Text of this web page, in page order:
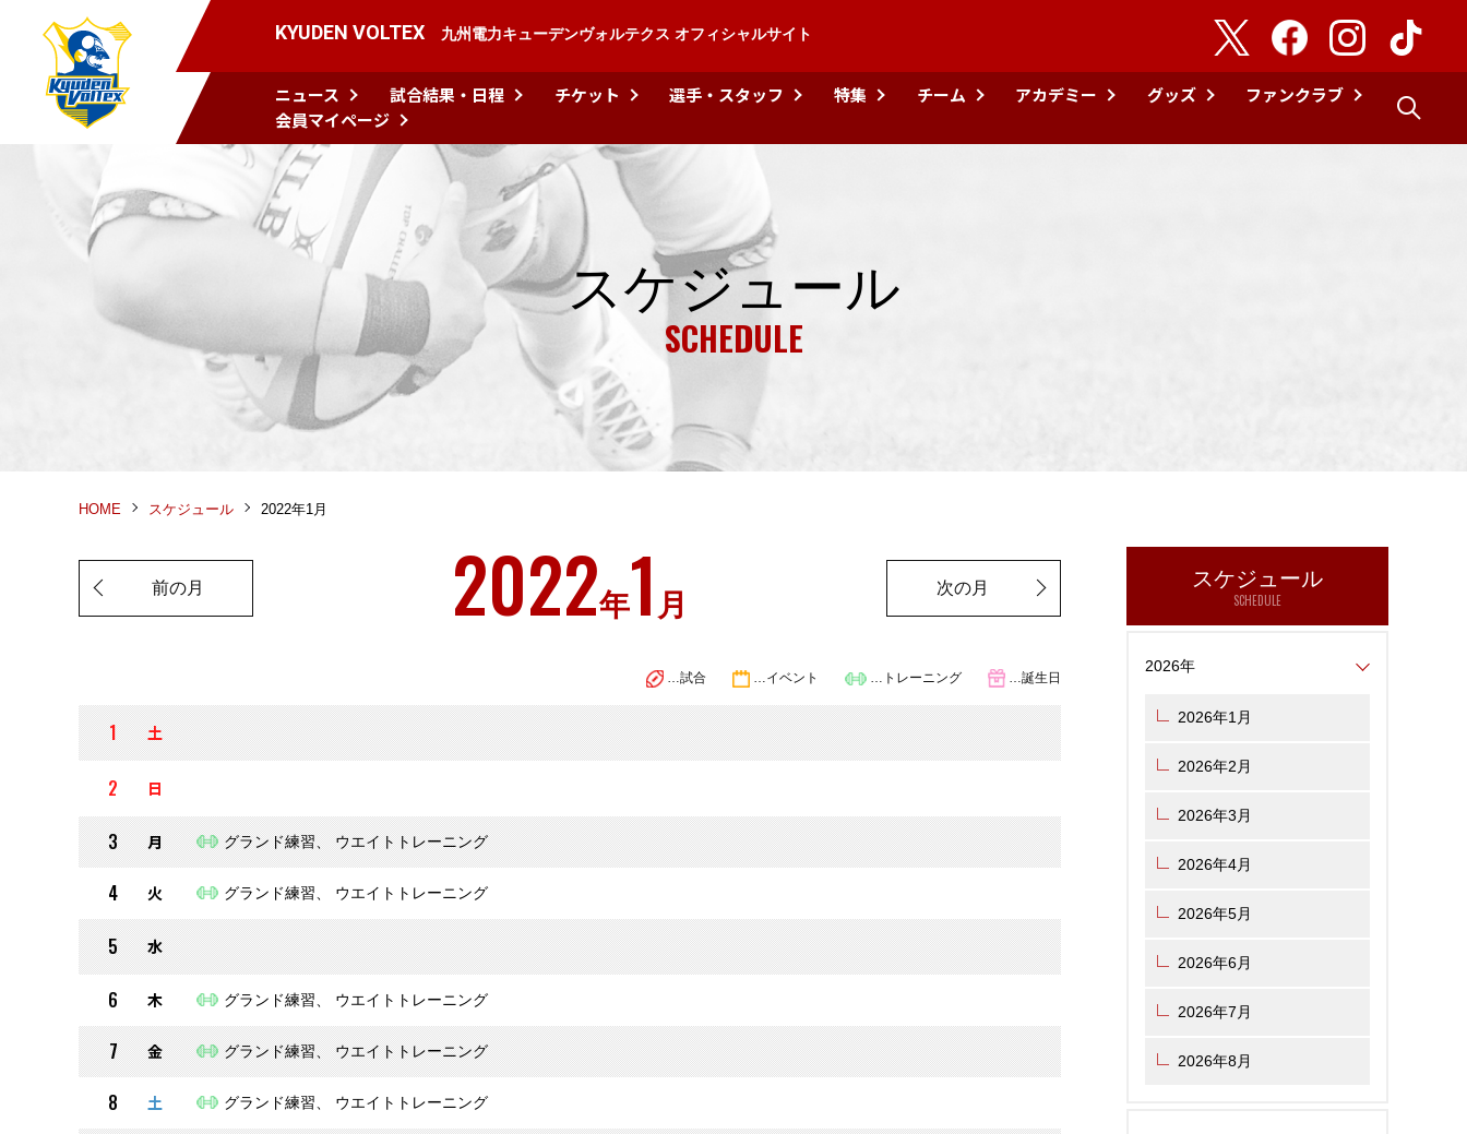
KYUDEN VOLTEX 九州電力キューデンヴォルテクス オフィシャルサイト
ニュース 試合結果・日程 チケット 選手・スタッフ 特集 チーム アカデミー グッズ
ファンクラブ
会員マイページ
スケジュール
SCHEDULE
HOME スケジュール 2022年1月
前の月 2022年1 月
次の月
…試合 …イベント …トレーニング …誕生日
1 土
2 日
3 月 グランド練習、 ウエイトトレーニング
4 火 グランド練習、 ウエイトトレーニング
5 水
6 木 グランド練習、 ウエイトトレーニング
7 金 グランド練習、 ウエイトトレーニング
8 土 グランド練習、 ウエイトトレーニング
スケジュール
SCHEDULE
2026年
2026年1月
2026年2月
2026年3月
2026年4月
2026年5月
2026年6月
2026年7月
2026年8月